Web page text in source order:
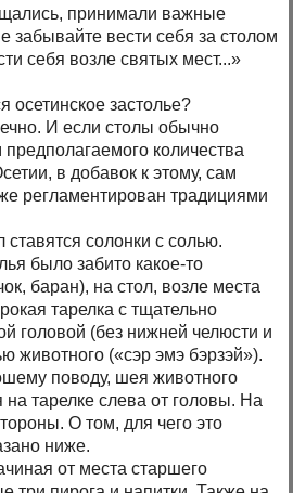
принимали важные
забывайте вести себя за столом
себя возле святых мест...»
осетинское застолье?
И если столы обычно
количества
в добавок к этому, сам
регламентирован традициями
солонки с солью.
было забито какое-то
баран), на стол, возле места
тарелка с тщательно
головой (без нижней челюсти и
животного («сэр эмэ бэрзэй»).
поводу, шея животного
на тарелке слева от головы. На
О том, для чего это
ниже.
от места старшего